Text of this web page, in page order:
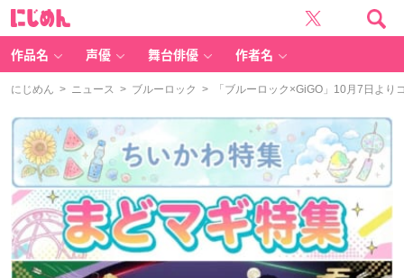
作品名 声優 舞台俳優 作者名
にじめん > ニュース > ブルーロック > 「ブルーロック×GiGO」10月7日より